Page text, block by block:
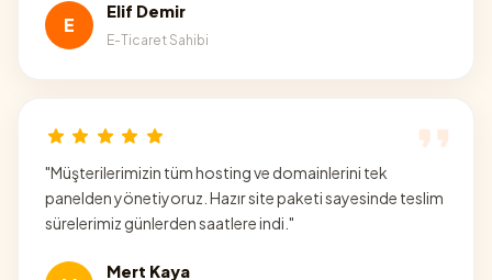
E
Elif Demir
E-Ticaret Sahibi
"Müşterilerimizin tüm hosting ve domainlerini tek
panelden yönetiyoruz. Hazır site paketi sayesinde teslim
sürelerimiz günlerden saatlere indi. "
Mert Kaya